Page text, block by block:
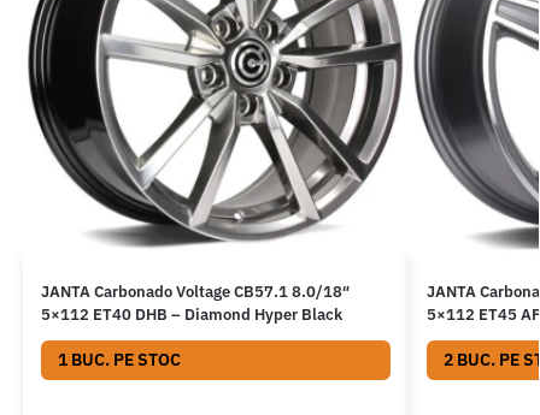
JANTA Carbonado Voltage CB57.1 8.0/18″
5×112 ET40 DHB – Diamond Hyper Black
1 BUC. PE STOC
JANTA
5×112 ET45
2 BUC. PE